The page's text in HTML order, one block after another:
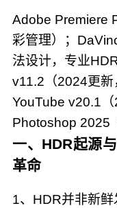
Adobe Premiere
彩管理）；
法设计，专业
v11.2（2024更新
YouTube v20.1（
Photoshop 2025
一、HDR起源
革命
1、HDR并非新